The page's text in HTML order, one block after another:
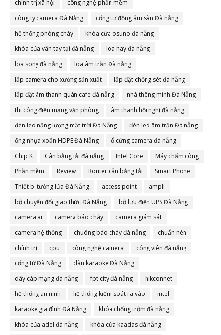
chính trị xã hội
công nghệ phần mềm
công ty camera Đà Nẵng
cổng tự động âm sàn Đà nẵng
hệ thống phòng cháy
khóa cửa osuno đà nẵng
khóa cửa vân tay tại đà nẵng
loa hay đà nẵng
loa sony đà nẵng
loa âm trần Đà nẵng
lắp camera cho xưởng sản xuất
lắp đặt chống sét đà nẵng
lắp đặt âm thanh quán cafe đà nẵng
nhà thông minh Đà Nẵng
thi công điện mạng văn phòng
âm thanh hội nghị đà nẵng
đèn led năng lượng mặt trời Đà Nẵng
đèn led âm trần Đà nẵng
ống nhựa xoắn HDPE Đà Nẵng
ổ cứng camera đà nẵng
Chip K
Cân bằng tải đà nẵng Intel Core
Máy chấm công
Phần mềm
Review Router cân bằng tải
Smart Phone
Thiết bị tường lửa Đà Nẵng
access point
ampli
bộ chuyển đổi giao thức Đà Nẵng
bộ lưu điện UPS Đà Nẵng
camera ai
camera báo cháy
camera giám sát
camera hệ thống
chuông báo cháy đà nẵng
chuẩn nén
chính trị
cpu công nghệ camera
công viên đà nẵng
cổng từ Đà Nẵng
dàn karaoke Đà Nẵng
dây cáp mạng đà nẵng
fpt city đà nẵng
hikconnet
hệ thống an ninh
hệ thống kiểm soát ra vào
intel
karaoke gia đình Đà Nẵng
khóa chống trộm đà nẵng
khóa cửa adel đà nẵng
khóa cửa kaadas đà nẵng